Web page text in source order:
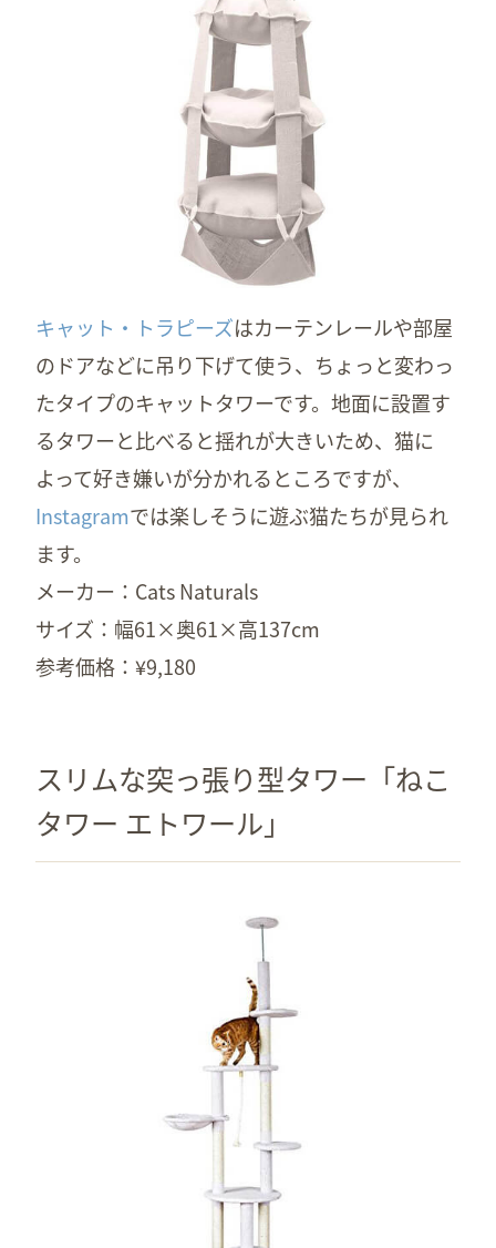
キャット・トラピーズはカーテンレールや部屋
のドアなどに吊り下げて使う、ちょっと変わっ
たタイプのキャットタワーです。地面に設置す
るタワーと比べると揺れが大きいため、猫に
よって好き嫌いが分かれるところですが、
Instagramでは楽しそうに遊ぶ猫たちが見られ
ます。
メーカー：Cats Naturals
サイズ：幅61×奥61×高137cm
参考価格：¥9,180
スリムな突っ張り型タワー「ねこ
タワー エトワール」